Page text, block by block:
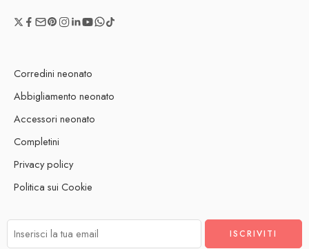
Corredini neonato
Abbigliamento neonato
Accessori neonato
Completini
Privacy policy
Politica sui Cookie